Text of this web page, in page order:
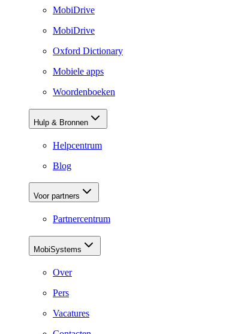
MobiDrive
MobiDrive
Oxford Dictionary
Mobiele apps
Woordenboeken
Hulp & Bronnen
Helpcentrum
Blog
Voor partners
Partnercentrum
MobiSystems
Over
Pers
Vacatures